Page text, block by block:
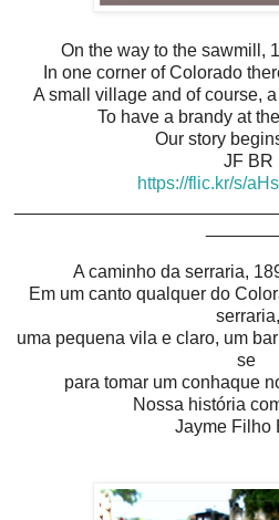
On the way to the sawmill,
In one corner of Colorado
A small village and of course,
To have a brandy at
Our story
JF BR
https://flic.kr/s/
A caminho da serraria,
Em um canto qualquer do
serraria,
uma pequena vila e claro, um
se
para tomar um conhaque
Nossa história
Jayme Filho